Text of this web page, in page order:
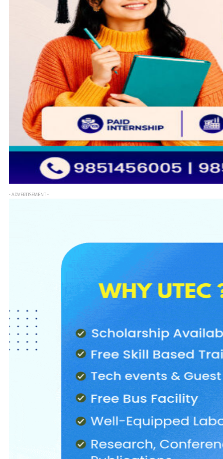
- ADVERTISEMENT -